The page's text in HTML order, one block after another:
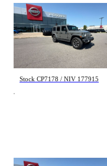
Jeep Wrangler Unlimited
Sahara 2020
77 777 km
36 723 $
Stock CP7178 / NIV 177915